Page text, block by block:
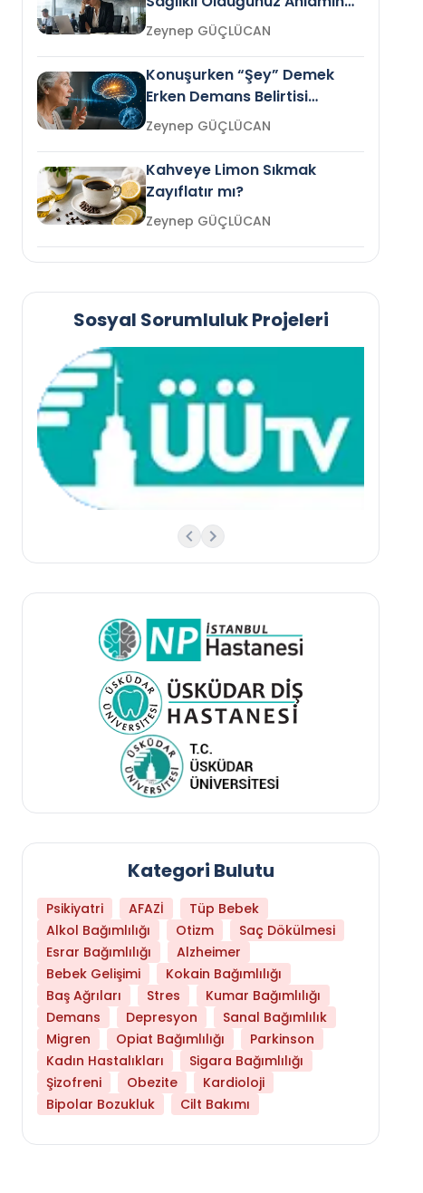
Gelir mi?Zeynep GÜÇLÜCAN
Konuşurken “Şey” Demek
Erken Demans Belirtisi
Olabilir mi?Zeynep GÜÇLÜCAN
Kahveye Limon Sıkmak
Zayıflatır mı?
Zeynep GÜÇLÜCAN
Sosyal Sorumluluk Projeleri
Kategori Bulutu
Psikiyatri AFAZİ
Tüp Bebek
Alkol Bağımlılığı
Otizm
Saç Dökülmesi
Esrar Bağımlılığı
Alzheimer
Bebek Gelişimi
Kokain Bağımlılığı
Baş Ağrıları
Stres
Kumar Bağımlılığı
Demans
Depresyon
Sanal Bağımlılık
Migren
Opiat Bağımlılığı
Parkinson
Kadın Hastalıkları
Sigara Bağımlılığı
Şizofreni
Obezite
Kardioloji
Bipolar Bozukluk
Cilt Bakımı